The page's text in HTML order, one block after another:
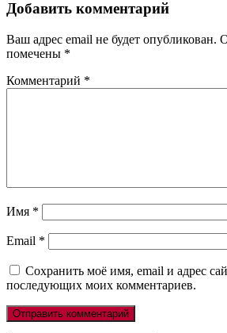
Добавить комментарий
Ваш адрес email не будет опубликован.
помечены *
Комментарий *
Имя *
Email *
Сохранить моё имя, email и адрес
последующих моих комментариев.